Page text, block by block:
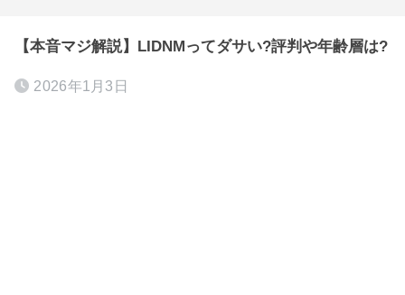
【本音マジ解説】LIDNMってダサい?評判や年齢層は?
2026年1月3日